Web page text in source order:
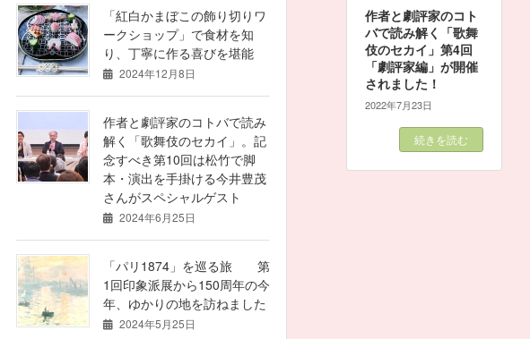
「紅白かまぼこの飾り切りワ
ークショップ」で食材を知
り、丁寧に作る喜びを堪能
2024年12月8日
作者と劇評家のコトバで読み
解く「歌舞伎のセカイ」。記
念すべき第10回は松竹で脚
本・演出を手掛ける今井豊茂
さんがスペシャルゲスト
2024年6月25日
「パリ1874」を巡る旅 第
1回印象派展から150周年の今
年、ゆかりの地を訪ねました
2024年5月25日
作者と劇評家のコト
バで読み解く「歌舞
伎のセカイ」第4回
「劇評家編」が開催
されました！
2022年7月23日
続きを読む